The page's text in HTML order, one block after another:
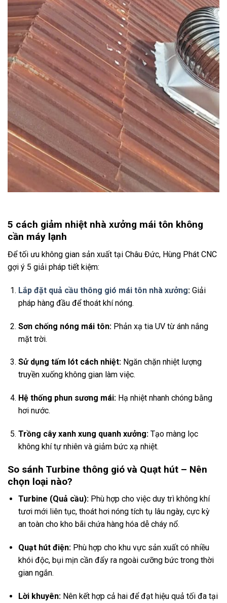
5 cách giảm nhiệt nhà xưởng mái tôn không
cần máy lạnh
Để tối ưu không gian sản xuất tại Châu Đức, Hùng Phát CNC
gợi ý 5 giải pháp tiết kiệm:
Lắp đặt quả cầu thông gió mái tôn nhà xưởng:Giải
pháp hàng đầu để thoát khí nóng.
Sơn chống nóng mái tôn:Phản xạ tia UV từ ánh nắng
mặt trời.
Sử dụng tấm lót cách nhiệt:Ngăn chặn nhiệt lượng
truyền xuống không gian làm việc.
Hệ thống phun sương mái:Hạ nhiệt nhanh chóng bằng
hơi nước.
Trồng cây xanh xung quanh xưởng:Tạo màng lọc
không khí tự nhiên và giảm bức xạ nhiệt.
So sánh Turbine thông gió và Quạt hút – Nên
chọn loại nào?
Turbine (Quả cầu):Phù hợp cho việc duy trì không khí
tươi mới liên tục, thoát hơi nóng tích tụ lâu ngày, cực kỳ
an toàn cho kho bãi chứa hàng hóa dễ cháy nổ.
Quạt hút điện:Phù hợp cho khu vực sản xuất có nhiều
khói độc, bụi mịn cần đẩy ra ngoài cưỡng bức trong thời
gian ngắn.
Lời khuyên:Nên kết hợp cả hai để đạt hiệu quả tối đa tại